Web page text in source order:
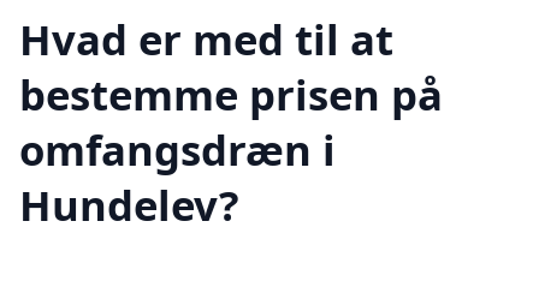
Hvad er med til at
bestemme prisen på
omfangsdræn i
Hundelev?